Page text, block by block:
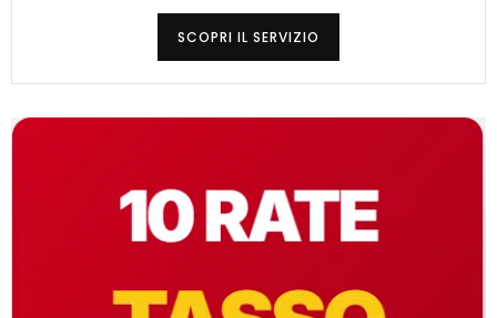
SCOPRI IL SERVIZIO